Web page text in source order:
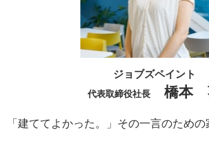
ジョブズペイント
代表取締役社長 橋本
「建ててよかった。」その一言のため